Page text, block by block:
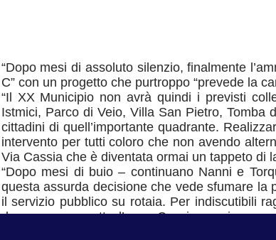
“Dopo mesi di assoluto silenzio, finalmente
C” con un progetto che purtroppo “prevede la
“Il XX Municipio non avrà quindi i previsti
Istmici, Parco di Veio, Villa San Pietro,
cittadini di quell’importante quadrante.
intervento per tutti coloro che non avendo
Via Cassia che è diventata ormai un tappeto di
“Dopo mesi di buio – continuano Nanni e
questa assurda decisione che vede sfumare
il servizio pubblico su rotaia. Per indiscutibili
deve passare sotto l’asse Cassia